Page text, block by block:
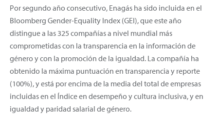
Por segundo año consecutivo, Enagás ha sido incluida en el
Bloomberg Gender-Equality Index (GEI), que este año
distingue a las 325 compañías a nivel mundial más
comprometidas con la transparencia en la información de
género y con la promoción de la igualdad. La compañía ha
obtenido la máxima puntuación en transparencia y reporte
(100%), y está por encima de la media del total de empresas
incluidas en el Índice en desempeño y cultura inclusiva, y en
igualdad y paridad salarial de género.